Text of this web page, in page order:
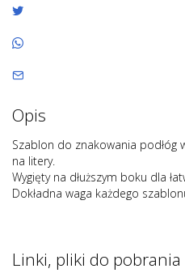
Opis
Szablon do znakowania podłóg
na litery.
Wygięty na dłuższym boku dla
Dokładna waga każdego
Linki, pliki do